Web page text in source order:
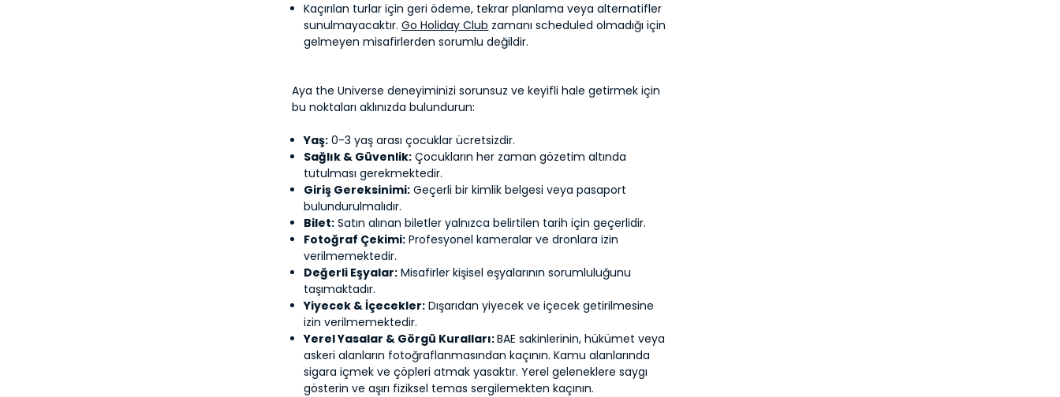
Kaçırılan turlar için geri ödeme, tekrar planlama veya alternatifler
sunulmayacaktır.Go Holiday Club zamanı scheduled olmadığı için
gelmeyen misafirlerden sorumlu değildir.
Aya the Universe deneyiminizi sorunsuz ve keyifli hale getirmek için
bu noktaları aklınızda bulundurun:
Yaş: 0-3 yaş arası çocuklar ücretsizdir.
Sağlık & Güvenlik: Çocukların her zaman gözetim altında
tutulması gerekmektedir.
Giriş Gereksinimi: Geçerli bir kimlik belgesi veya pasaport
bulundurulmalıdır.
Bilet: Satın alınan biletler yalnızca belirtilen tarih için geçerlidir.
Fotoğraf Çekimi: Profesyonel kameralar ve dronlara izin
verilmemektedir.
Değerli Eşyalar: Misafirler kişisel eşyalarının sorumluluğunu
taşımaktadır.
Yiyecek & İçecekler: Dışarıdan yiyecek ve içecek getirilmesine
izin verilmemektedir.
Yerel Yasalar & Görgü Kuralları:BAE sakinlerinin, hükümet veya
askeri alanların fotoğraflanmasından kaçının. Kamu alanlarında
sigara içmek ve çöpleri atmak yasaktır. Yerel geleneklere saygı
gösterin ve aşırı fiziksel temas sergilemekten kaçının.